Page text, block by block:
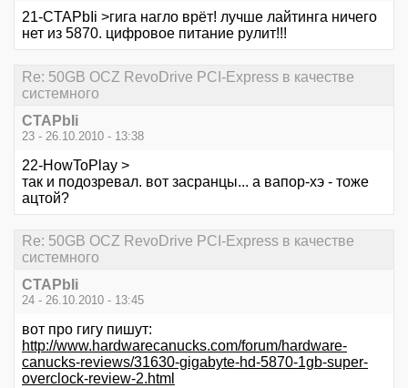
21-CTAPbIi >гига нагло врёт! лучше лайтинга ничего
нет из 5870. цифровое питание рулит!!!
Re: 50GB OCZ RevoDrive PCI-Express в качестве
системного
CTAPbIi
23 - 26.10.2010 - 13:38
22-HowToPlay >
так и подозревал. вот засранцы... а вапор-хэ - тоже
ацтой?
Re: 50GB OCZ RevoDrive PCI-Express в качестве
системного
CTAPbIi
24 - 26.10.2010 - 13:45
вот про гигу пишут:
http://www.hardwarecanucks.com/forum/hardware-
canucks-reviews/31630-gigabyte-hd-5870-1gb-super-
overclock-review-2.html